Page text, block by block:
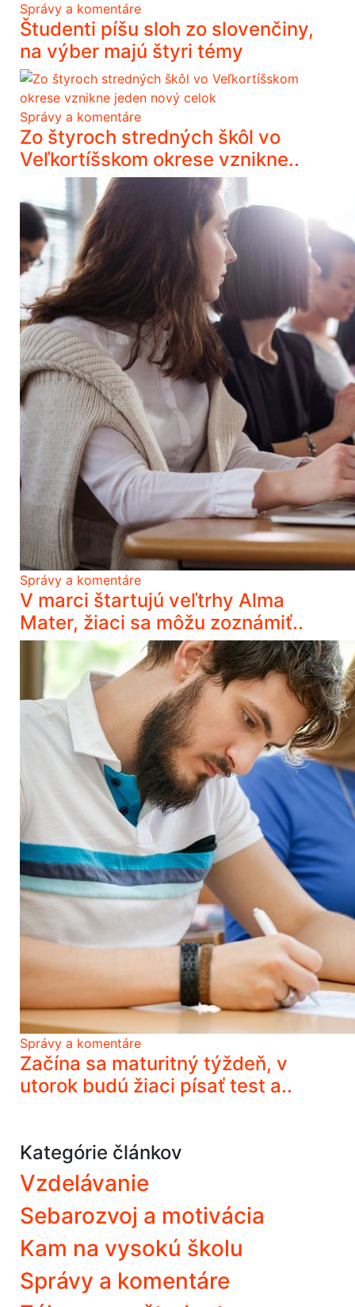
Správy a komentáre
Študenti píšu sloh zo slovenčiny,
na výber majú štyri témy
Správy a komentáre
Zo štyroch stredných škôl vo
Veľkortíšskom okrese vznikne..
Správy a komentáre
V marci štartujú veľtrhy Alma
Mater, žiaci sa môžu zoznámiť..
Správy a komentáre
Začína sa maturitný týždeň, v
utorok budú žiaci písať test a..
Kategórie článkov
Vzdelávanie
Sebarozvoj a motivácia
Kam na vysokú školu
Správy a komentáre